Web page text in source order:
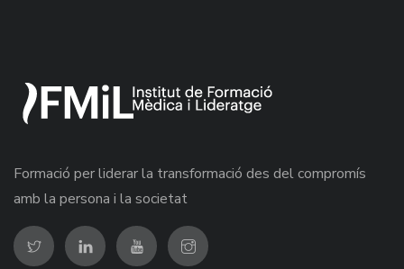
Formació per liderar la transformació des del compromís
amb la persona i la societat